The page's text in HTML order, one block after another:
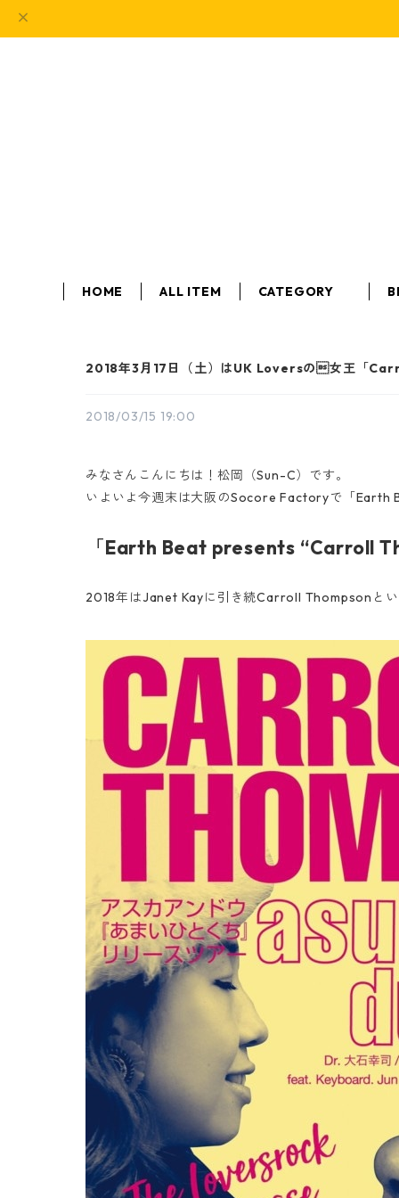
HOME ALL ITEM CATEGORY
2018年3月17日（土）はUK Loversの女王「
2018/03/15 19:00
みなさんこんにちは！松岡（Sun-C）です。
いよいよ今週末は大阪のSocore Factoryで「Earth
「Earth Beat presents “Carroll
2018年はJanet Kayに引き続Carroll Thompsonと